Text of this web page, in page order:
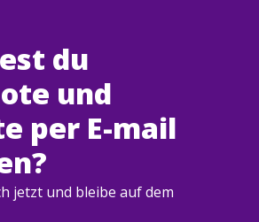
du
und
per E-mail
jetzt und bleibe auf dem